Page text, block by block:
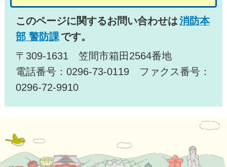
このページに関するお問い合わせは消防本
部 警防課です。
〒309-1631 笠間市箱田2564番地
電話番号：0296-73-0119 ファクス番号：
0296-72-9910